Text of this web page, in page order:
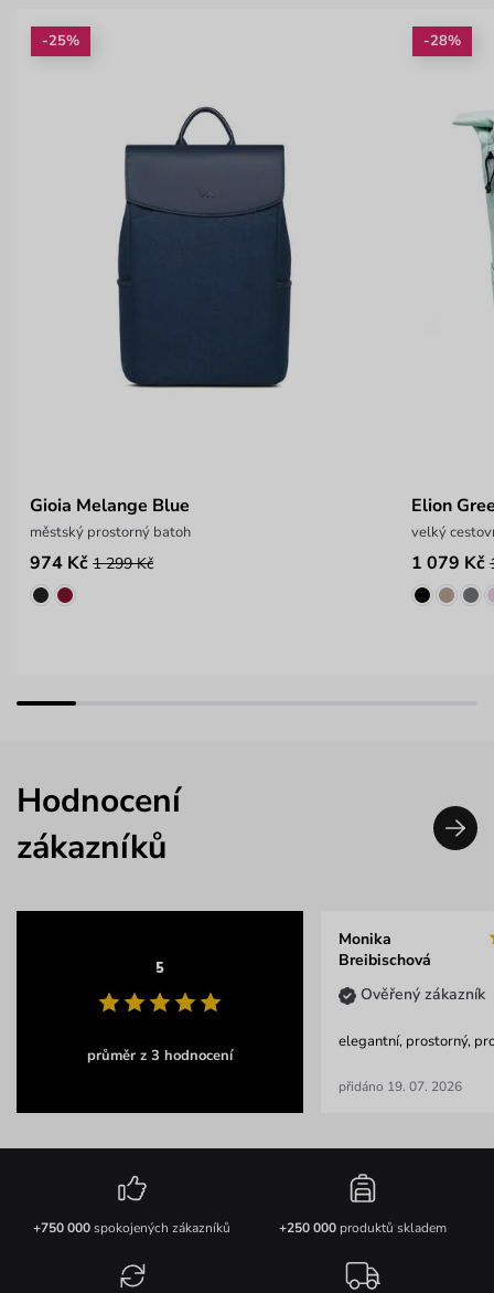
-25%
Gioia Melange Blue
městský prostorný batoh
974 Kč 1 299 Kč
-28%
Elion
velký
1 079 Kč
Hodnocení
zákazníků
5
průměr z 3 hodnocení
Monika
Breibischová
Ověřený zákazník
elegantní, prostorný,
přidáno 19. 07. 2026
+750 000spokojených zákazníků +250 000produktů skladem